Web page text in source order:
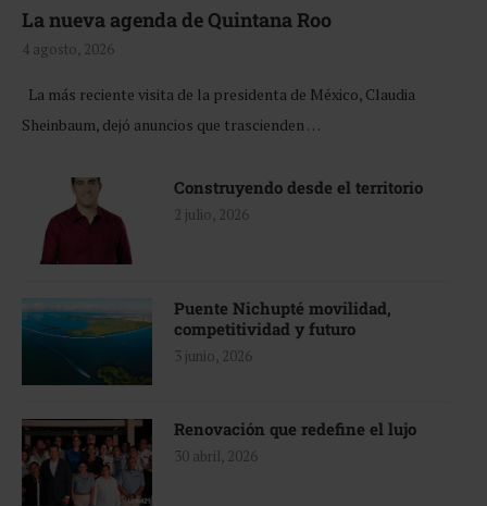
La nueva agenda de Quintana Roo
4 agosto, 2026
La más reciente visita de la presidenta de México, Claudia
Sheinbaum, dejó anuncios que trascienden …
Construyendo desde el territorio
2 julio, 2026
Puente Nichupté movilidad,
competitividad y futuro
3 junio, 2026
Renovación que redefine el lujo
30 abril, 2026